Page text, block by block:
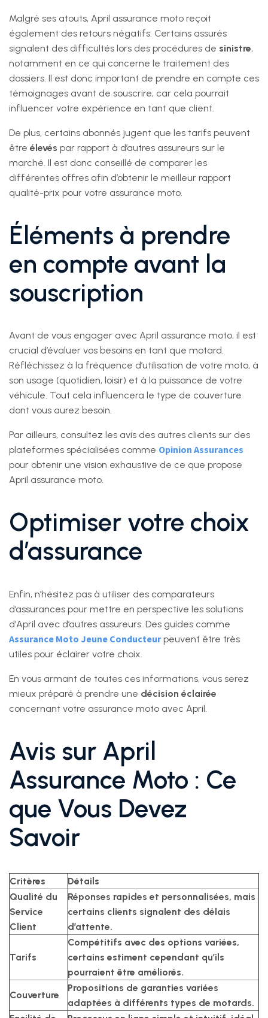
Malgré ses atouts, April assurance moto reçoit
également des retours négatifs. Certains assurés
signalent des difficultés lors des procédures de sinistre,
notamment en ce qui concerne le traitement des
dossiers. Il est donc important de prendre en compte ces
témoignages avant de souscrire, car cela pourrait
influencer votre expérience en tant que client.
De plus, certains abonnés jugent que les tarifs peuvent
être élevés par rapport à d’autres assureurs sur le
marché. Il est donc conseillé de comparer les
différentes offres afin d’obtenir le meilleur rapport
qualité-prix pour votre assurance moto.
Éléments à prendre
en compte avant la
souscription
Avant de vous engager avec April assurance moto, il est
crucial d’évaluer vos besoins en tant que motard.
Réfléchissez à la fréquence d’utilisation de votre moto, à
son usage (quotidien, loisir) et à la puissance de votre
véhicule. Tout cela influencera le type de couverture
dont vous aurez besoin.
Par ailleurs, consultez les avis des autres clients sur des
plateformes spécialisées comme Opinion Assurances
pour obtenir une vision exhaustive de ce que propose
April assurance moto.
Optimiser votre choix
d’assurance
Enfin, n’hésitez pas à utiliser des comparateurs
d’assurances pour mettre en perspective les solutions
d’April avec d’autres assureurs. Des guides comme
Assurance Moto Jeune Conducteurpeuvent être très
utiles pour éclairer votre choix.
En vous armant de toutes ces informations, vous serez
mieux préparé à prendre une décision éclairée
concernant votre assurance moto avec April.
Avis sur April
Assurance Moto : Ce
que Vous Devez
Savoir
Critères
Détails
Qualité du
Service
Client
Réponses rapides et personnalisées, mais
certains clients signalent des délais
d’attente.
Tarifs
Compétitifs avec des options variées,
certains estiment cependant qu’ils
pourraient être améliorés.
Couverture
Propositions de garanties variées
adaptées à différents types de motards.